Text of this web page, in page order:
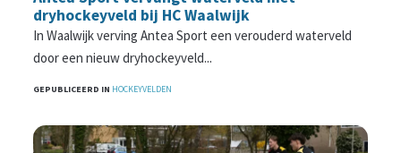
dryhockeyveld bij HC Waalwijk
In Waalwijk verving Antea Sport een verouderd waterveld
door een nieuw dryhockeyveld...
GEPUBLICEERD IN HOCKEYVELDEN